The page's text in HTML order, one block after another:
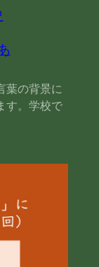
葉の背景に
す。学校で